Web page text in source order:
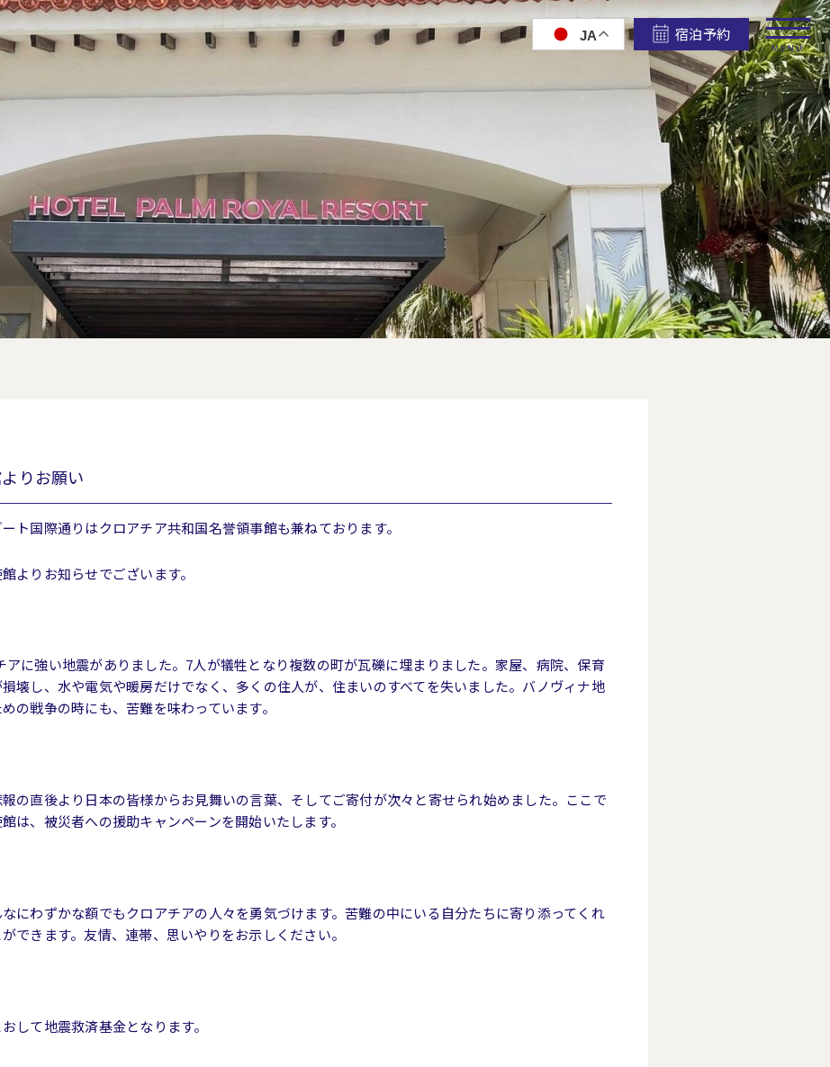
MENU
JA 宿泊予約
りお願い
ト国際通りはクロアチア共和国名誉領事館も兼ねております。
よりお知らせでございます。
アに強い地震がありました。7人が犠牲となり複数の町が瓦礫に埋まりました。家屋、病院、保育
壊し、水や電気や暖房だけでなく、多くの住人が、住まいのすべてを失いました。バノヴィナ地
の戦争の時にも、苦難を味わっています。
の直後より日本の皆様からお見舞いの言葉、そしてご寄付が次々と寄せられ始めました。ここで
は、被災者への援助キャンペーンを開始いたします。
にわずかな額でもクロアチアの人々を勇気づけます。苦難の中にいる自分たちに寄り添ってくれ
できます。友情、連帯、思いやりをお示しください。
して地震救済基金となります。